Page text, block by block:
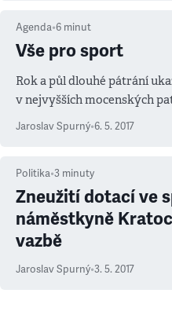
Agenda•6 minut
Vše pro sport
Rok a půl dlouhé pátrání
v nejvyšších mocenských
Jaroslav Spurný•6. 5. 2017
Politika•3 minuty
Zneužití dotací ve
náměstkyně
vazbě
Jaroslav Spurný•3. 5. 2017